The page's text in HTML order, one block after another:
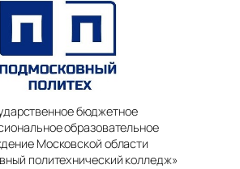
бюджетное
образовательное
Московской области
политехнический колледж»